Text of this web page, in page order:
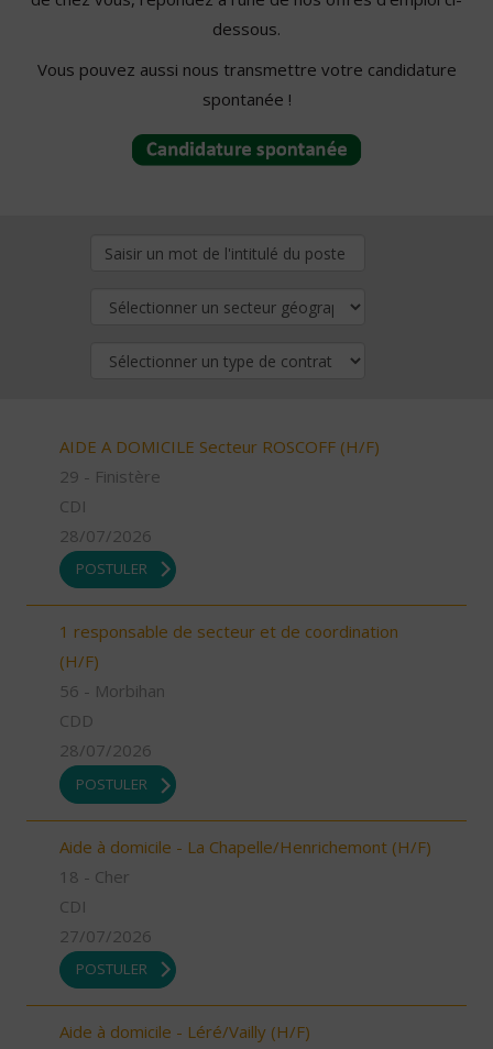
dessous.
Vous pouvez aussi nous transmettre votre candidature
spontanée !
AIDE A DOMICILE Secteur ROSCOFF (H/F)
29 - Finistère
CDI
28/07/2026
POSTULER
1 responsable de secteur et de coordination
(H/F)
56 - Morbihan
CDD
28/07/2026
POSTULER
Aide à domicile - La Chapelle/Henrichemont (H/F)
18 - Cher
CDI
27/07/2026
POSTULER
Aide à domicile - Léré/Vailly (H/F)